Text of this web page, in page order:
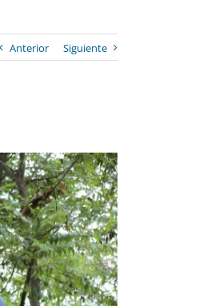
Anterior Siguiente